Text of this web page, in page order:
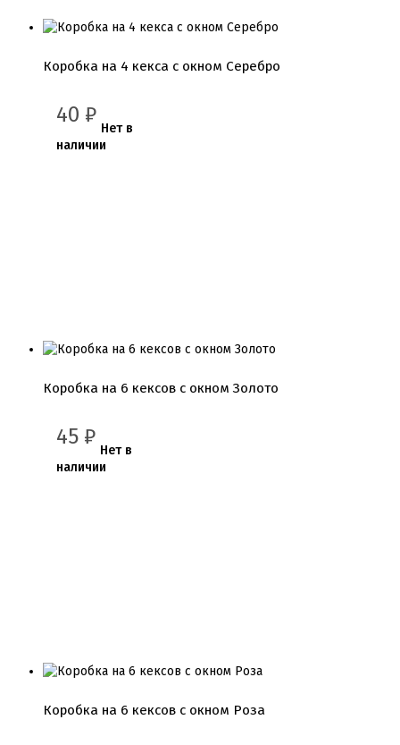
Коробка на 4 кекса с окном Серебро
40 ₽
Нет в
наличии
Коробка на 6 кексов с окном Золото
45 ₽
Нет в
наличии
Коробка на 6 кексов с окном Роза